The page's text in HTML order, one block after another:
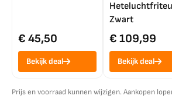
€ 45,50
Bekijk deal
Zwart
€ 109,99
Bekijk deal
Prijs en voorraad kunnen wijzigen. Aankopen